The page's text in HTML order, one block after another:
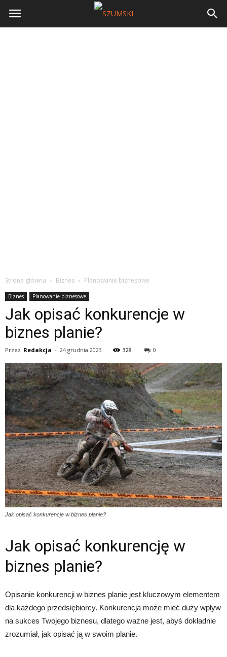
Strona główna Biznes Planowanie biznesowe
Biznes Planowanie biznesowe
Jak opisać konkurencje w
biznes planie?
Przez Redakcja - 24 grudnia 2023 328 0
Jak opisać konkurencje w biznes planie?
Jak opisać konkurencję w
biznes planie?
Opisanie konkurencji w biznes planie jest kluczowym elementem
dla każdego przedsiębiorcy. Konkurencja może mieć duży wpływ
na sukces Twojego biznesu, dlatego ważne jest, abyś dokładnie
zrozumiał, jak opisać ją w swoim planie.